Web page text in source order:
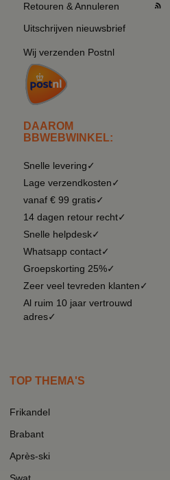
Retouren & Annuleren
Uitschrijven nieuwsbrief
Wij verzenden Postnl
DAAROM
BBWEBWINKEL:
Snelle levering✓
Lage verzendkosten✓
vanaf € 99 gratis✓
14 dagen retour recht✓
Snelle helpdesk✓
Whatsapp contact✓
Groepskorting 25%✓
Zeer veel tevreden klanten✓
Al ruim 10 jaar vertrouwd
adres✓
TOP THEMA'S
Frikandel
Brabant
Après-ski